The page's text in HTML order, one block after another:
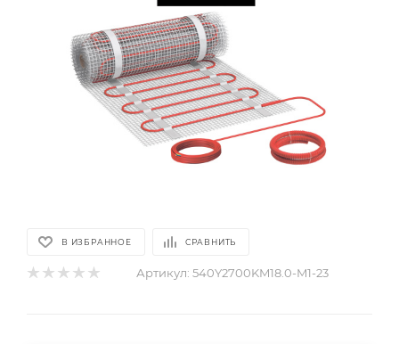
В ИЗБРАННОЕ СРАВНИТЬ
Артикул: 540Y2700KM18.0-M1-23